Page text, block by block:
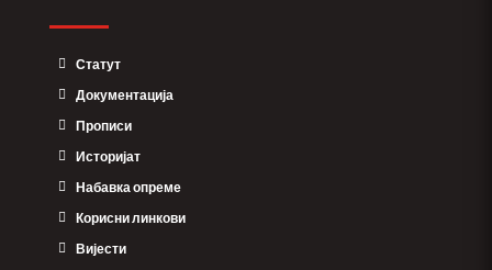
Статут
Документација
Прописи
Историјат
Набавка опреме
Корисни линкови
Вијести